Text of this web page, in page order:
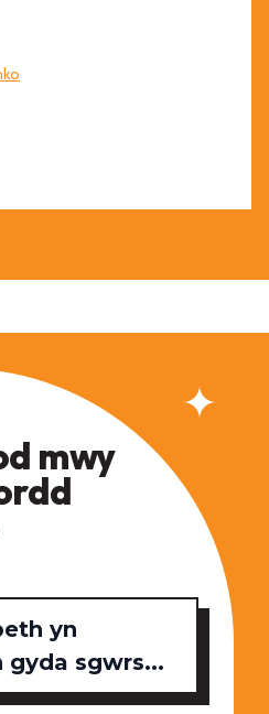
mwy
yn
gyda sgwrs...